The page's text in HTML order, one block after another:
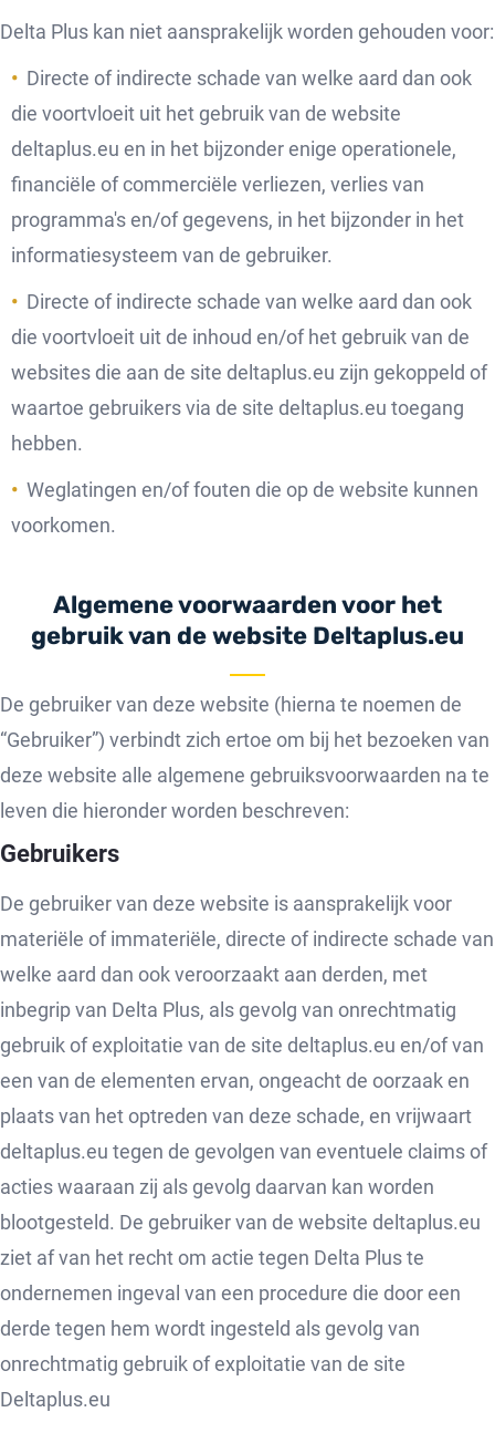
Delta Plus kan niet aansprakelijk worden gehouden voor:
Directe of indirecte schade van welke aard dan ook
die voortvloeit uit het gebruik van de website
deltaplus.eu en in het bijzonder enige operationele,
financiële of commerciële verliezen, verlies van
programma's en/of gegevens, in het bijzonder in het
informatiesysteem van de gebruiker.
Directe of indirecte schade van welke aard dan ook
die voortvloeit uit de inhoud en/of het gebruik van de
websites die aan de site deltaplus.eu zijn gekoppeld of
waartoe gebruikers via de site deltaplus.eu toegang
hebben.
Weglatingen en/of fouten die op de website kunnen
voorkomen.
Algemene voorwaarden voor het
gebruik van de website Deltaplus.eu
De gebruiker van deze website (hierna te noemen de
“Gebruiker”) verbindt zich ertoe om bij het bezoeken van
deze website alle algemene gebruiksvoorwaarden na te
leven die hieronder worden beschreven:
Gebruikers
De gebruiker van deze website is aansprakelijk voor
materiële of immateriële, directe of indirecte schade van
welke aard dan ook veroorzaakt aan derden, met
inbegrip van Delta Plus, als gevolg van onrechtmatig
gebruik of exploitatie van de site deltaplus.eu en/of van
een van de elementen ervan, ongeacht de oorzaak en
plaats van het optreden van deze schade, en vrijwaart
deltaplus.eu tegen de gevolgen van eventuele claims of
acties waaraan zij als gevolg daarvan kan worden
blootgesteld. De gebruiker van de website deltaplus.eu
ziet af van het recht om actie tegen Delta Plus te
ondernemen ingeval van een procedure die door een
derde tegen hem wordt ingesteld als gevolg van
onrechtmatig gebruik of exploitatie van de site
Deltaplus.eu